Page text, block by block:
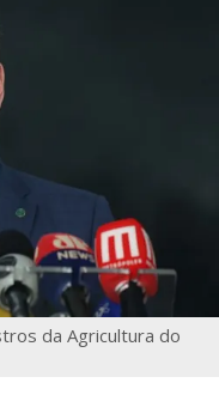
da Agricultura do